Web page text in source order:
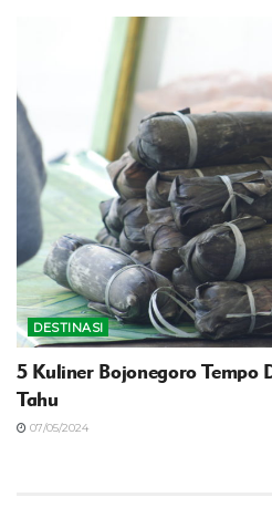
DESTINASI
5 Kuliner Bojonegoro Tempo
Tahu
07/05/2024